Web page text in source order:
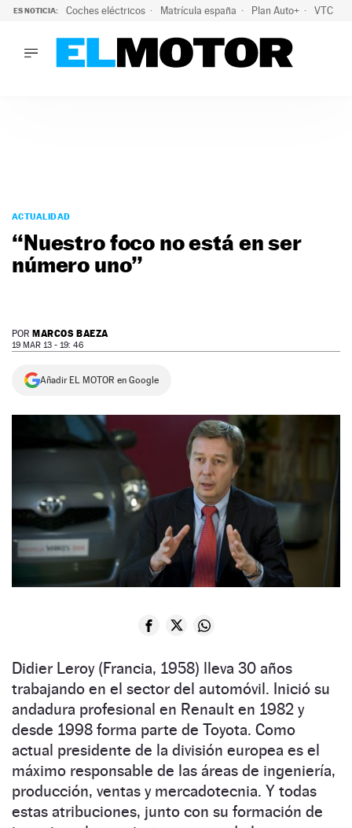
ES NOTICIA: Coches eléctricos Matrícula españa Plan Auto+ VTC
PODCAST
MOTOS
TECNOLOGÍA
SERVICIOS
NEWSLETTER
ACTUALIDAD
“Nuestro foco no está en ser
número uno”
POR MARCOS BAEZA
19 MAR 13 - 19: 46
Añadir EL MOTOR en Google
Didier Leroy (Francia, 1958) lleva 30 años
trabajando en el sector del automóvil. Inició su
andadura profesional en Renault en 1982 y
desde 1998 forma parte de Toyota. Como
actual presidente de la división europea es el
máximo responsable de las áreas de ingeniería,
producción, ventas y mercadotecnia. Y todas
estas atribuciones, junto con su formación de